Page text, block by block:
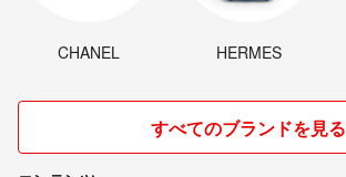
CHANEL HERMES
すべてのブランドを見る